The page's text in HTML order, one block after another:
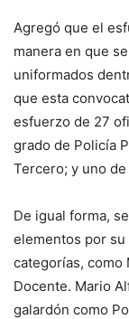
Agregó que el
manera en que
uniformados
que esta
esfuerzo de 27
grado de Policía
Tercero; y uno
De igual forma,
elementos por
categorías, como
Docente. Mario
galardón como